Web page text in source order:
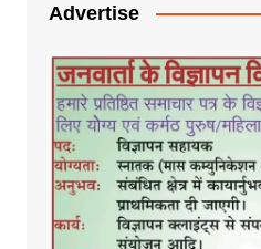
Advertise